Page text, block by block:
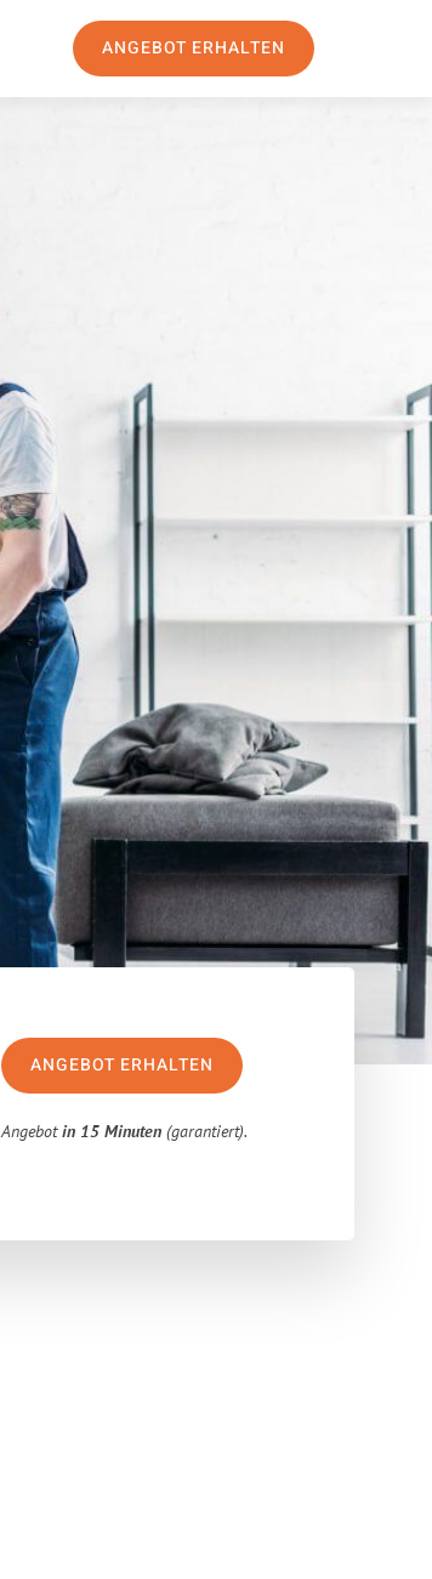
ANGEBOT ERHALTEN
ANGEBOT ERHALTEN
Angebotin 15 Minuten (garantiert).